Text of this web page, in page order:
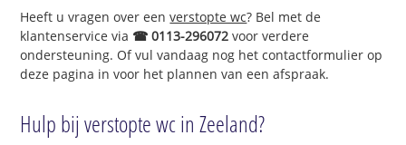
Heeft u vragen over eenverstopte wc? Bel met de
klantenservice via ☎ 0113-296072 voor verdere
ondersteuning. Of vul vandaag nog het contactformulier op
deze pagina in voor het plannen van een afspraak.
Hulp bij verstopte wc in Zeeland?